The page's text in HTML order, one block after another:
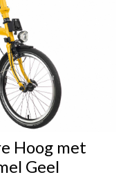
Hoog met
Geel